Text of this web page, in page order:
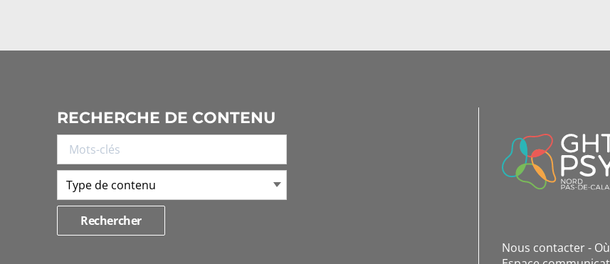
RECHERCHE DE CONTENU
Type de contenu
DE
CONTACT
Nous contacter